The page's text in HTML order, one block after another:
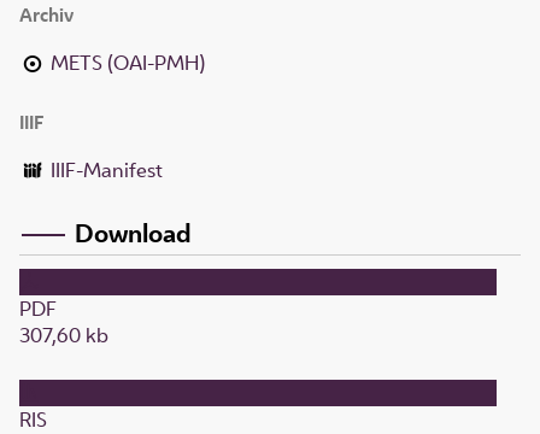
Archiv
METS (OAI-PMH)
IIIF
IIIF-Manifest
Download
PDF
307,60 kb
RIS